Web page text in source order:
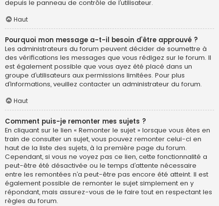
depuis le panneau de contrôle de l’utilisateur.
Haut
Pourquoi mon message a-t-il besoin d’être approuvé ?
Les administrateurs du forum peuvent décider de soumettre à
des vérifications les messages que vous rédigez sur le forum. Il
est également possible que vous ayez été placé dans un
groupe d’utilisateurs aux permissions limitées. Pour plus
d’informations, veuillez contacter un administrateur du forum.
Haut
Comment puis-je remonter mes sujets ?
En cliquant sur le lien « Remonter le sujet » lorsque vous êtes en
train de consulter un sujet, vous pouvez remonter celui-ci en
haut de la liste des sujets, à la première page du forum.
Cependant, si vous ne voyez pas ce lien, cette fonctionnalité a
peut-être été désactivée ou le temps d’attente nécessaire
entre les remontées n’a peut-être pas encore été atteint. Il est
également possible de remonter le sujet simplement en y
répondant, mais assurez-vous de le faire tout en respectant les
règles du forum.